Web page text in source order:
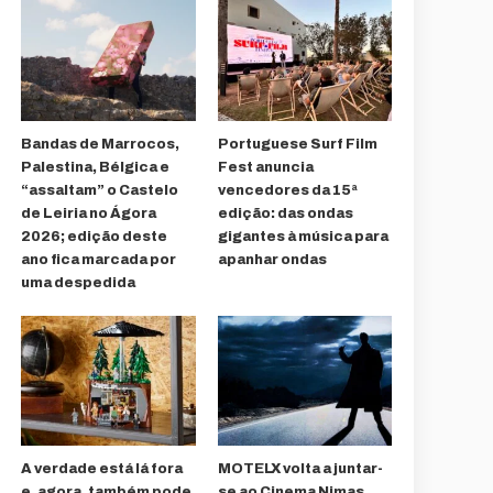
Bandas de Marrocos,
Palestina, Bélgica e
“assaltam” o Castelo
de Leiria no Ágora
2026; edição deste
ano fica marcada por
uma despedida
Portuguese Surf Film
Fest anuncia
vencedores da 15ª
edição: das ondas
gigantes à música para
apanhar ondas
A verdade está lá fora
MOTELX volta a juntar-